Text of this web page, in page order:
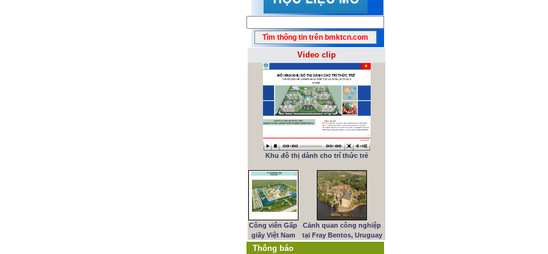
Video clip
Khu đô thị dành cho trí thức trẻ
Công viên Gấp
giấy Việt Nam
Cảnh quan công nghiệp
tại Fray Bentos, Uruguay
Thông báo